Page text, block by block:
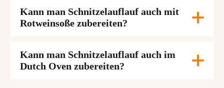
Kann man Schnitzelauflauf auch mit
Rotweinsoße zubereiten?
Kann man Schnitzelauflauf auch im
Dutch Oven zubereiten?